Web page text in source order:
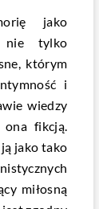
jako
nie tylko
którym
i
wiedzy
ona fikcją.
jako tako
miłosną